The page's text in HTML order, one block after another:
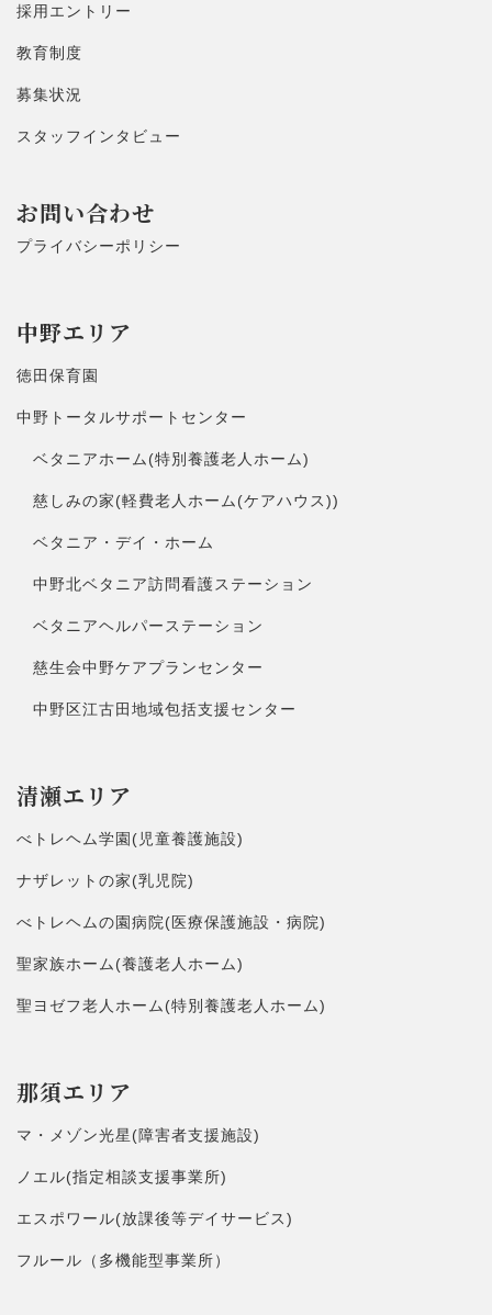
採用エントリー
教育制度
募集状況
スタッフインタビュー
お問い合わせ
プライバシーポリシー
中野エリア
徳田保育園
中野トータルサポートセンター
ベタニアホーム(特別養護老人ホーム)
慈しみの家(軽費老人ホーム(ケアハウス))
ベタニア・デイ・ホーム
中野北ベタニア訪問看護ステーション
ベタニアヘルパーステーション
慈生会中野ケアプランセンター
中野区江古田地域包括支援センター
清瀬エリア
べトレヘム学園(児童養護施設)
ナザレットの家(乳児院)
べトレヘムの園病院(医療保護施設・病院)
聖家族ホーム(養護老人ホーム)
聖ヨゼフ老人ホーム(特別養護老人ホーム)
那須エリア
マ・メゾン光星(障害者支援施設)
ノエル(指定相談支援事業所)
エスポワール(放課後等デイサービス)
フルール（多機能型事業所）